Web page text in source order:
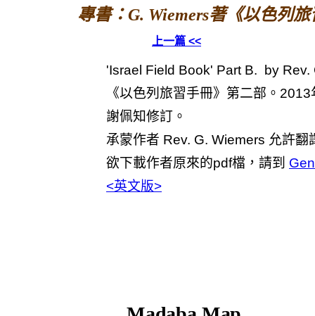
專書：G. Wiemers著《以色列
上一篇 <<
'Israel Field Book' Part B. by Rev.
《以色列旅習手冊》第二部。
謝佩知修訂。
承蒙作者 Rev. G. Wiemers 允許翻
欲下載作者原來的pdf檔，請到
<英文版>